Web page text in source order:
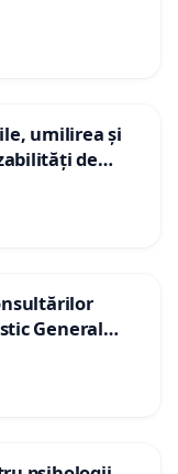
umilirea și
de
General